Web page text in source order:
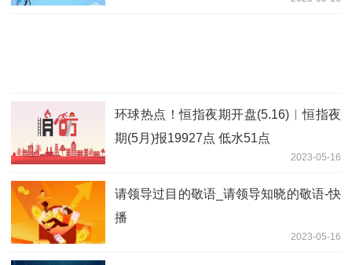
环球热点！恒指夜期开盘(5.16)︱恒指夜
期(5月)报19927点 低水51点
2023-05-16
请领导过目的敬语_请领导知晓的敬语-快
播
2023-05-16